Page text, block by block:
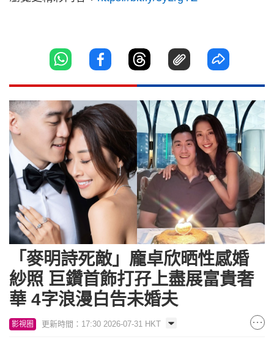
「麥明詩死敵」龐卓欣晒性感婚
紗照 巨鑽首飾打孖上盡展富貴奢
華 4字浪漫白告未婚夫
影視圈 更新時間：17:30 2026-07-31 HKT